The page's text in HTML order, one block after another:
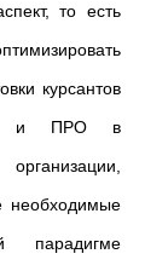
то есть
курсантов
и ПРО в
необходимые
парадигме